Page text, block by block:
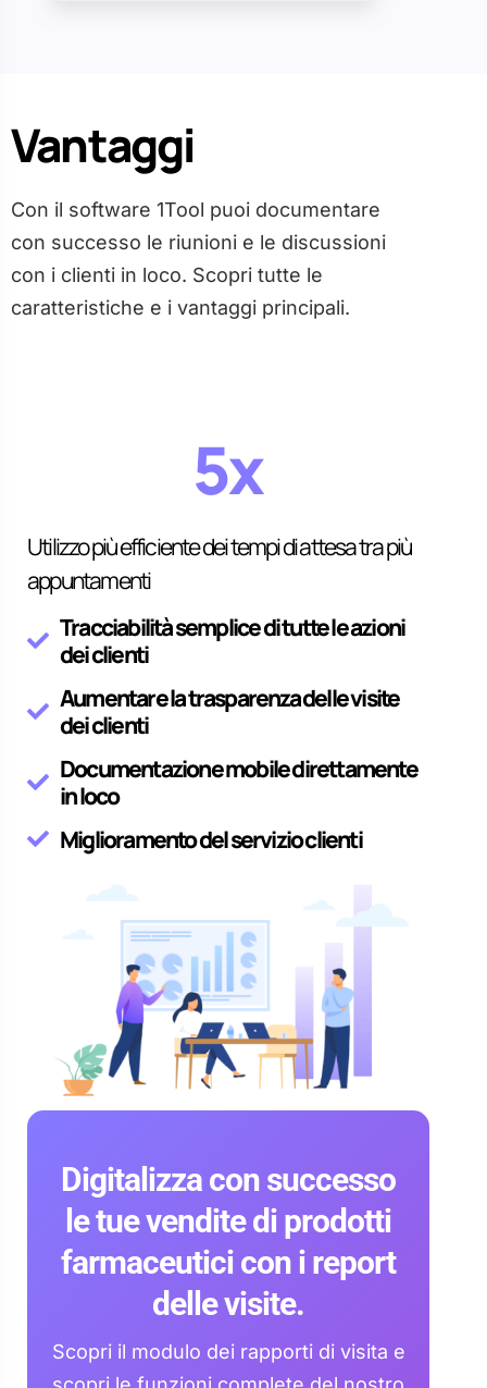
Vantaggi
Con il software 1Tool puoi documentare
con successo le riunioni e le discussioni
con i clienti in loco. Scopri tutte le
caratteristiche e i vantaggi principali.
5x
Utilizzo più efficiente dei tempi di attesa tra più
appuntamenti
Tracciabilità semplice di tutte le azioni
dei clienti
Aumentare la trasparenza delle visite
dei clienti
Documentazione mobile direttamente
in loco
Miglioramento del servizio clienti
Digitalizza con successo
le tue vendite di prodotti
farmaceutici con i report
delle visite.
Scopri il modulo dei rapporti di visita e